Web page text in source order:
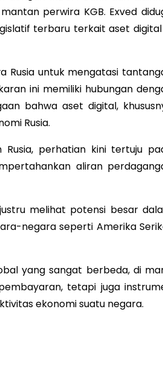
perwira KGB. Exved
terbaru terkait aset
Rusia untuk mengatasi
ini memiliki hubungan
bahwa aset digital,
Rusia.
perhatian kini tertuju
aliran
melihat potensi besar
negara seperti Amerika
yang sangat berbeda, di
tetapi juga
ekonomi suatu negara.